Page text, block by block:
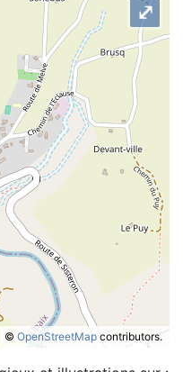
© OpenStreetMap contributors.
⤢